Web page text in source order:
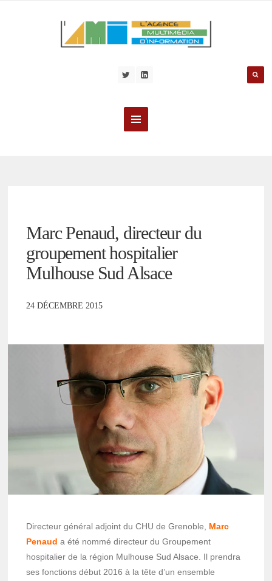
Marc Penaud, directeur du
groupement hospitalier
Mulhouse Sud Alsace
24 DÉCEMBRE 2015
Directeur général adjoint du CHU de Grenoble, Marc
Penaud a été nommé directeur du Groupement
hospitalier de la région Mulhouse Sud Alsace. Il prendra
ses fonctions début 2016 à la tête d’un ensemble